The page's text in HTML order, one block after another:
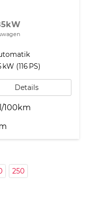
kW (116 PS)
Details
100km
250